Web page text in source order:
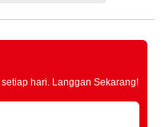
hari. Langgan Sekarang!